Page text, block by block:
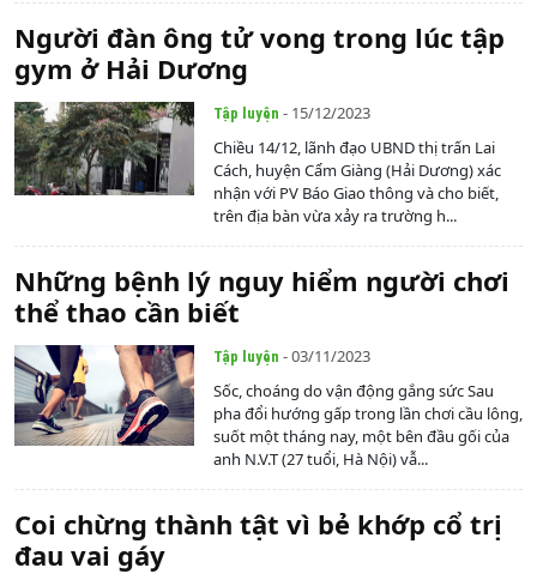
Người đàn ông tử vong trong lúc tập
gym ở Hải Dương
Tập luyện - 15/12/2023
Chiều 14/12, lãnh đạo UBND thị trấn Lai
Cách, huyện Cẩm Giàng (Hải Dương) xác
nhận với PV Báo Giao thông và cho biết,
trên địa bàn vừa xảy ra trường h...
Những bệnh lý nguy hiểm người chơi
thể thao cần biết
Tập luyện - 03/11/2023
Sốc, choáng do vận động gắng sức Sau
pha đổi hướng gấp trong lần chơi cầu lông,
suốt một tháng nay, một bên đầu gối của
anh N.V.T (27 tuổi, Hà Nội) vẫ...
Coi chừng thành tật vì bẻ khớp cổ trị
đau vai gáy